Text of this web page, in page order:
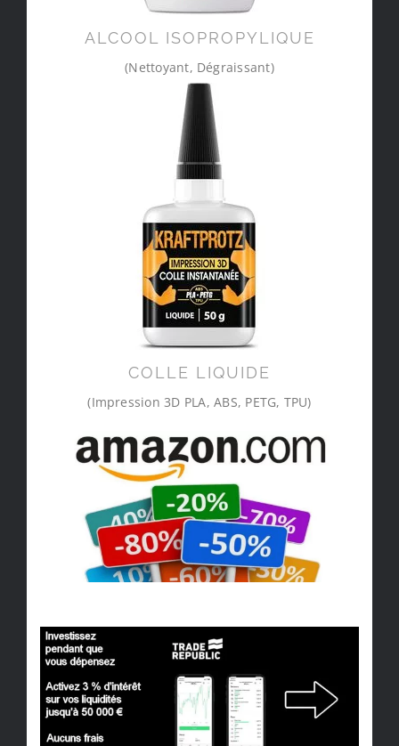
ALCOOL ISOPROPYLIQUE
(Nettoyant, Dégraissant)
COLLE LIQUIDE
(Impression 3D PLA, ABS, PETG, TPU)